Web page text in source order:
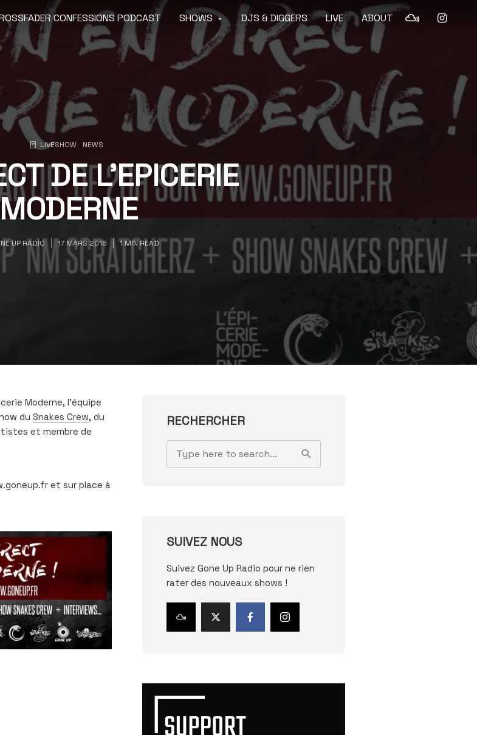
CONFESSIONS PODCAST SHOWS DJS & DIGGERS LIVE ABOUT
LIVESHOW NEWS
DE L’EPICERIE
MODERNE
UP RADIO 17 MARS 2016 1 MIN READ
Moderne, l’équipe
du Snakes Crew, du
et membre de
et sur place à
RECHERCHER
SUIVEZ NOUS
Suivez Gone Up Radio pour ne rien
rater des nouveaux shows !